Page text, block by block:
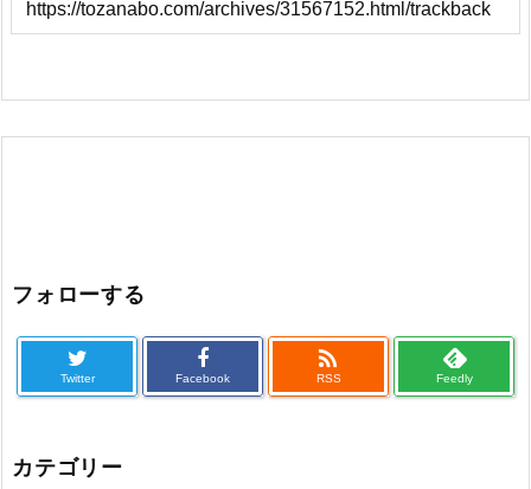
フォローする
Twitter Facebook

RSS Feedly
カテゴリー